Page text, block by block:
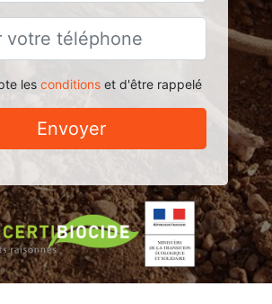
les conditionset d'être rappelé
Envoyer